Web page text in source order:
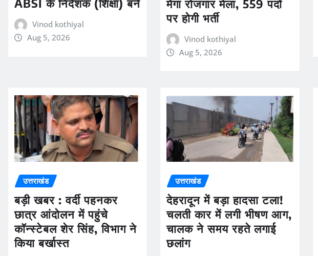
ABSI के निदेशक (शिक्षा) बने
Vinod kothiyal
Aug 5, 2026
मेगा रोजगार मेला, 559 पदों
पर होगी भर्ती
Vinod kothiyal
Aug 5, 2026
उत्तराखंड
बड़ी खबर : वर्दी पहनकर
छात्र आंदोलन में पहुंचे
कॉन्स्टेबल शेर सिंह, विभाग ने
किया बर्खास्त
उत्तराखंड
देहरादून में बड़ा हादसा टला!
चलती कार में लगी भीषण आग,
चालक ने समय रहते लगाई
छलांग